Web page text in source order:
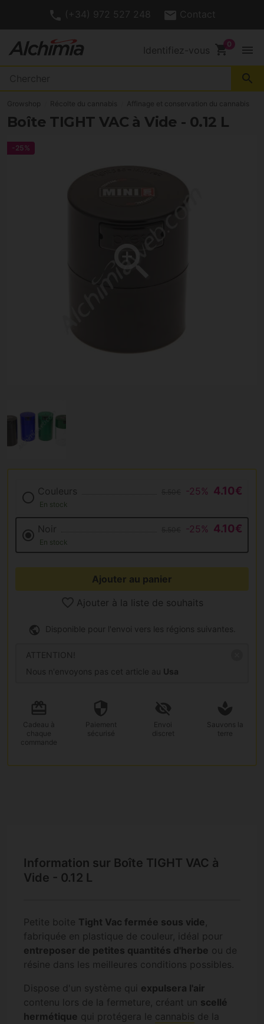
(+34) 972 527 248 Contact
Identifiez-vous shopping_cart menu
search
Growshop Récolte du cannabis Affinage et conservation du cannabis
Boîte TIGHT VAC à Vide - 0.12 L
-25%
Couleurs -25% 4.10€
En stock
Noir -25% 4.10€
En stock
Ajouter au panier
Ajouter à la liste de souhaits
Disponible pour l'envoi vers les régions suivantes.
ATTENTION!
Nous n'envoyons pas cet article au Usa
Cadeau à
chaque
commande
Paiement
sécurisé
Envoi
discret
Sauvons la
terre
Information sur Boîte TIGHT VAC à
Vide - 0.12 L
Petite boite Tight Vac fermée sous vide,
fabriquée en plastique de couleur, idéal pour
entreposer de petites quantités d'herbe ou de
résine dans les meilleures conditions possibles.
Dispose d'un système qui expulsera l'air
contenu lors de la fermeture, créant un scellé
hermétique qui protégera le cannabis de la